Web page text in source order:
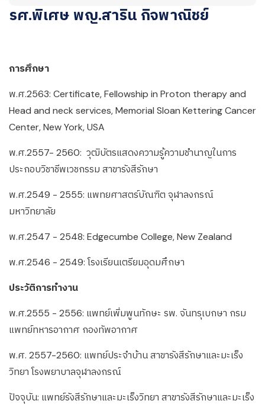
รศ.พิเศษ พญ.สาริน กิจพาณิชย์
การศึกษา
พ.ศ.2563: Certificate, Fellowship in Proton therapy and
Head and neck services, Memorial Sloan Kettering Cancer
Center, New York, USA
พ.ศ.2557- 2560: วุฒิบัตรแสดงความรู้ความชำนาญในการ
ประกอบวิชาชีพเวชกรรม สาขารังสีรักษา
พ.ศ.2549 - 2555: แพทยศาสตร์บัณฑิต จุฬาลงกรณ์
มหาวิทยาลัย
พ.ศ.2547 - 2548: Edgecumbe College, New Zealand
พ.ศ.2546 - 2549: โรงเรียนเตรียมอุดมศึกษา
ประวัติการทำงาน
พ.ศ.2555 - 2556: แพทย์เพิ่มพูนทักษะ รพ. จันทรุเบกษา กรม
แพทย์ทหารอากาศ กองทัพอากาศ
พ.ศ. 2557-2560: แพทย์ประจำบ้าน สาขารังสีรักษาและมะเร็ง
วิทยา โรงพยาบาลจุฬาลงกรณ์
ปัจจุบัน: แพทย์รังสีรักษาและมะเร็งวิทยา สาขารังสีรักษาและมะเร็ง